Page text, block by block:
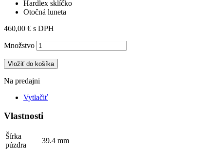
Hardlex sklíčko
Otočná luneta
460,00 € s DPH
Množstvo
Vložiť do košíka
Na predajni
Vytlačiť
Vlastnosti
Šírka
púzdra
39.4 mm